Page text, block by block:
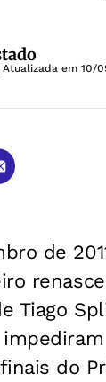
Atualizada em 10/
de
Tiago
do